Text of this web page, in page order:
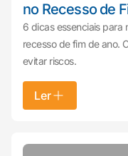
no Recesso de
6 dicas essenciais para
recesso de fim de ano.
evitar riscos.
Ler